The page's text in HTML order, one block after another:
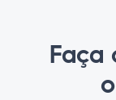
Faça